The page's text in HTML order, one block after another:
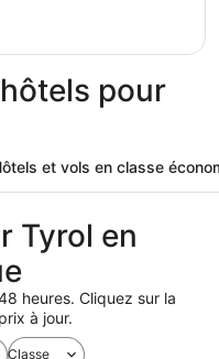
17
heures
pour
et vols en classe
Tyrol en
heures. Cliquez sur la
à jour.
Classe